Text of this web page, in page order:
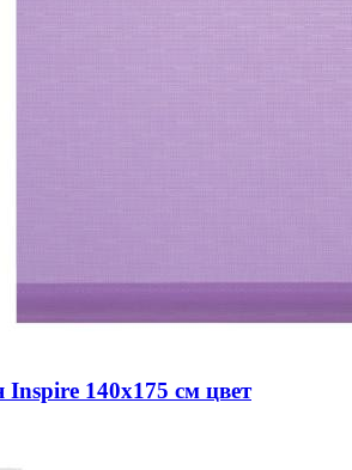
140х175 см цвет